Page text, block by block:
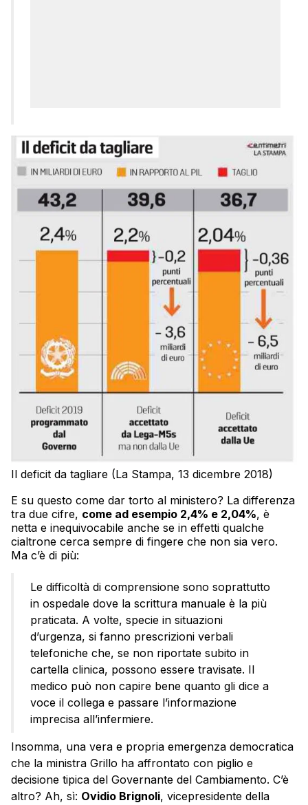
Il deficit da tagliare (La Stampa, 13 dicembre 2018)
E su questo come dar torto al ministero? La differenza
tra due cifre, come ad esempio 2,4% e 2,04%, è
netta e inequivocabile anche se in effetti qualche
cialtrone cerca sempre di fingere che non sia vero.
Ma c’è di più:
Le difficoltà di comprensione sono soprattutto
in ospedale dove la scrittura manuale è la più
praticata. A volte, specie in situazioni
d’urgenza, si fanno prescrizioni verbali
telefoniche che, se non riportate subito in
cartella clinica, possono essere travisate. Il
medico può non capire bene quanto gli dice a
voce il collega e passare l’informazione
imprecisa all’infermiere.
Insomma, una vera e propria emergenza democratica
che la ministra Grillo ha affrontato con piglio e
decisione tipica del Governante del Cambiamento. C’è
altro? Ah, sì: Ovidio Brignoli, vicepresidente della